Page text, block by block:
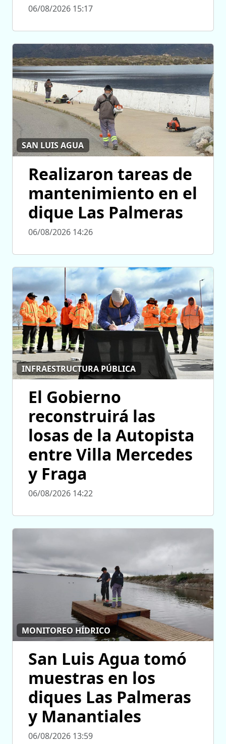
06/08/2026 15:17
SAN LUIS AGUA
Realizaron tareas de
mantenimiento en el
dique Las Palmeras
06/08/2026 14:26
INFRAESTRUCTURA PÚBLICA
El Gobierno
reconstruirá las
losas de la Autopista
entre Villa Mercedes
y Fraga
06/08/2026 14:22
MONITOREO HÍDRICO
San Luis Agua tomó
muestras en los
diques Las Palmeras
y Manantiales
06/08/2026 13:59